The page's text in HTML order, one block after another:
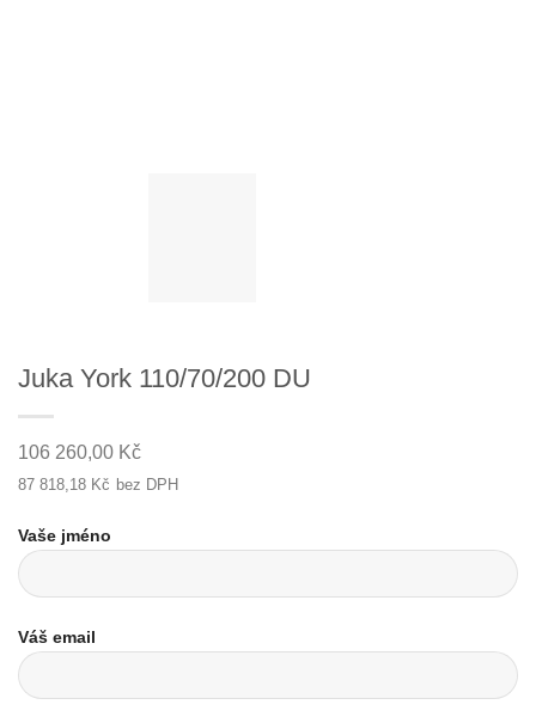
Juka York 110/70/200 DU
106 260,00 Kč
87 818,18 Kč bez DPH
Vaše jméno
Váš email